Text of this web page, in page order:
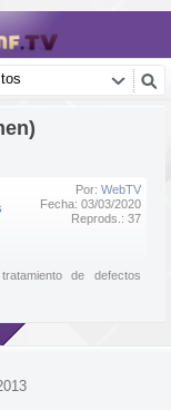
Por: WebTV
Fecha: 03/03/2020
Reprods.: 37
de defectos